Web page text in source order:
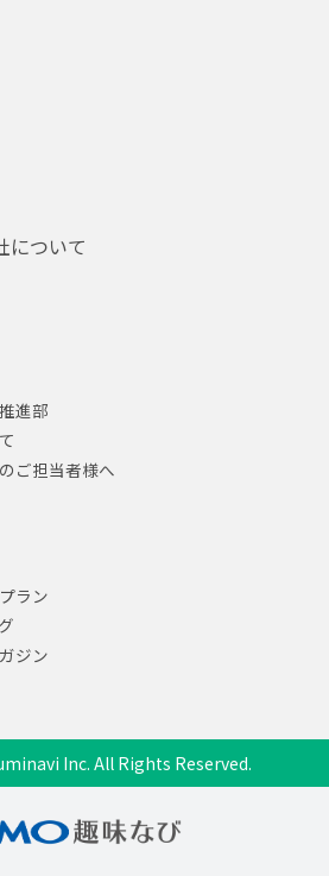
について
進部
ご担当者様へ
ラン
ジン
Inc. All Rights Reserved.